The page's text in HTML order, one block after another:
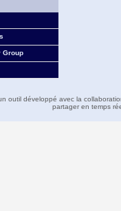
Group
outil développé avec la
partager en temps